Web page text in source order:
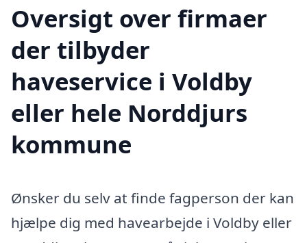
Oversigt over firmaer
der tilbyder
haveservice i Voldby
eller hele Norddjurs
kommune
Ønsker du selv at finde fagperson der kan
hjælpe dig med havearbejde i Voldby eller